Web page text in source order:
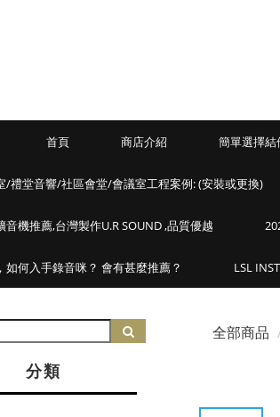
首頁 商店介紹 簡單選擇結
/禮堂音響/社區會堂/會議室工程案例: (安裝或更換)
音機推薦,台灣製作U.R SOUND ,品質優越
如何入手錄音咪？ 會有甚麼推薦？ LSL
分類
全部商品